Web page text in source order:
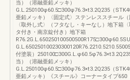
当）（溶融亜鉛メッキ）
G.L.250100φ60.5□300φ76.3×t3.2Q235（
亜鉛メッキ）〈固定式〉ステンレススチール（
〈取外し式〉（フタなし・キーなし）地下箱
タ付き・南京錠付き）地下箱
付塗装）
当）（溶融亜鉛メッキ）
G.L.250100φ60.5□300φ76.3×t3.2Q235（
亜鉛メッキ）《スチール》コーナータイプ650